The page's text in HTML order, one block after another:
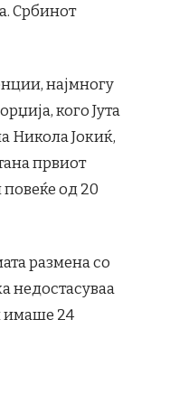
Србинот
најмногу
кого Јута
Никола Јокиќ,
првиот
од 20
размена со
недостасуваа
имаше 24